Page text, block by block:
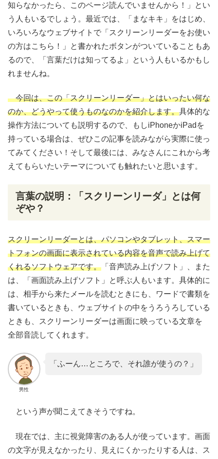
知らなかったら、このページ読んでいませんから！」とい
う人もいるでしょう。 最近では、「まなキキ」をはじめ、
いろいろなウェブサイトで「スクリーンリーダーをお使い
の方はこちら！」と書かれたボタンがついていることもあ
るので、「言葉だけは知ってるよ」という人もいるかもし
れませんね。
今回は、この「スクリーンリーダー」とはいったい何な
のか、どうやって使うものなのかを紹介します。具体的な
操作方法についても説明するので、もしiPhoneかiPadを
持っている場合は、ぜひこの記事を読みながら実際に使っ
てみてください！そして最後には、みなさんにこれから考
えてもらいたいテーマについても触れたいと思います。
言葉の説明 ：「スクリーンリーダ」とは何
ぞや？
スクリーンリーダーとは、パソコンやタブレット、スマー
トフォンの画面に表示されている内容を音声で読み上げて
くれるソフトウェアです。 「 音声読み 上げソフト」、また
は、「 画面読み 上げソフト」と呼ぶ人もいます。 具体的に
は、相手から来たメールを読むときにも、ワードで書類を
書いているときも、ウェブサイトの中をうろうろしている
ときも、スクリーンリーダーは画面に映っている文章を
全部音読 してくれます。
男性
「ふーん…ところで、それ誰が使うの？」
という声が聞こえてきそうですね。
現在では、主に視覚障害のある人が使っています。画面
の文字が見えなかったり、見えにくかったりする人は、ス